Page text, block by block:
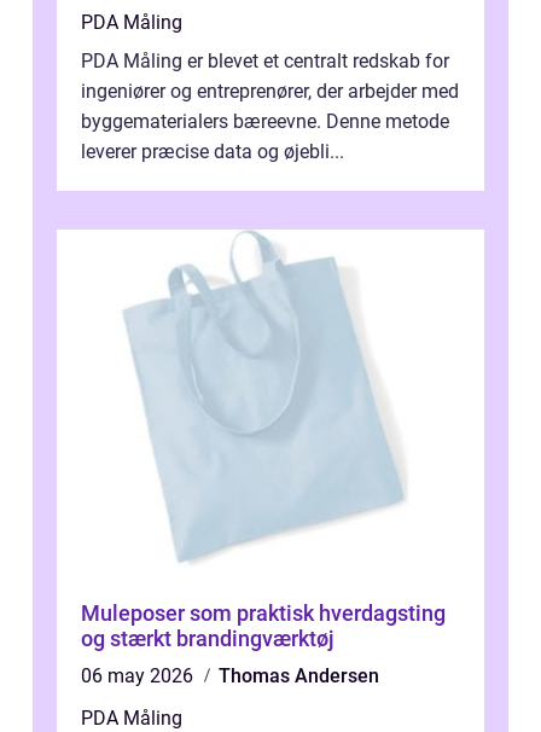
PDA Måling
PDA Måling er blevet et centralt redskab for
ingeniører og entreprenører, der arbejder med
byggematerialers bæreevne. Denne metode
leverer præcise data og øjebli...
Muleposer som praktisk hverdagsting
og stærkt brandingværktøj
06 may 2026
Thomas Andersen
PDA Måling